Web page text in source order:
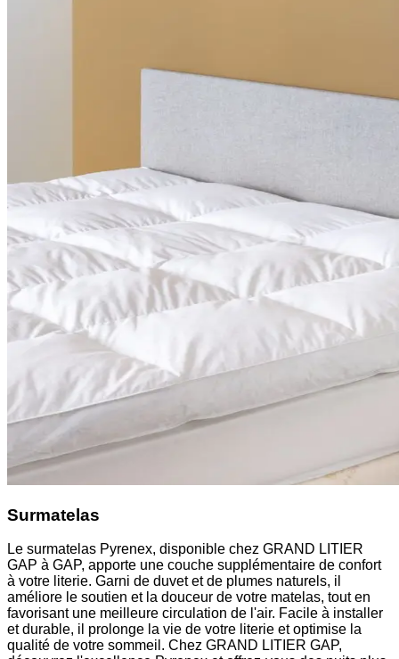
Surmatelas
Le surmatelas Pyrenex, disponible chez GRAND LITIER
GAP à GAP, apporte une couche supplémentaire de confort
à votre literie. Garni de duvet et de plumes naturels, il
améliore le soutien et la douceur de votre matelas, tout en
favorisant une meilleure circulation de l'air. Facile à installer
et durable, il prolonge la vie de votre literie et optimise la
qualité de votre sommeil. Chez GRAND LITIER GAP,